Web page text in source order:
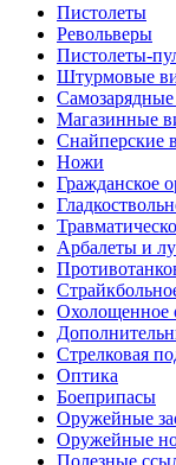
Пистолеты
Револьверы
Пистолеты-
Штурмовые
Магазинные
Снайперские
Ножи
Гражданское
Арбалеты и
Охолощенное
Стрелковая
Оптика
Боеприпасы
Оружейные
Оружейные
Полезные